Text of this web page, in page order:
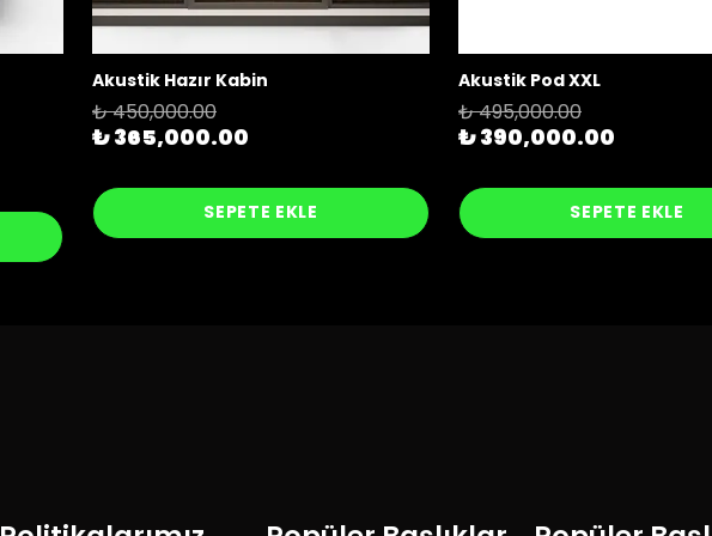
Akustik Hazır Kabin
₺ 450,000.00
₺ 365,000.00
SEPETE EKLE
Akustik Pod XXL
₺ 495,000.00
₺ 390,000.00
SEPETE EKLE